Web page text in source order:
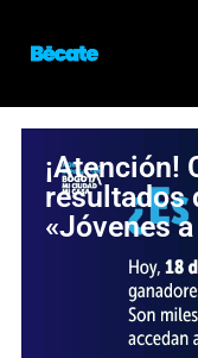
¡Atención!
resultados
«Jóvenes a